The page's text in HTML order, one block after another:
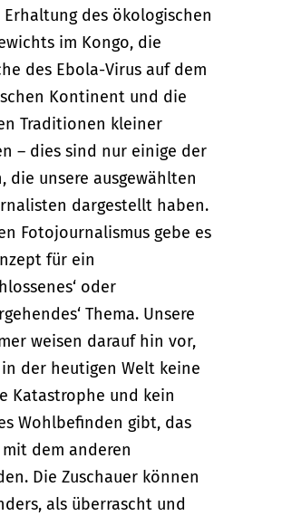
des ökologischen
im Kongo, die
des Ebola-Virus auf dem
Kontinent und die
Traditionen kleiner
– dies sind nur einige der
die unsere ausgewählten
dargestellt haben.
Fotojournalismus gebe es
für ein
oder
Thema. Unsere
weisen darauf hin vor,
in der heutigen Welt keine
Katastrophe und kein
Wohlbefinden gibt, das
dem anderen
Die Zuschauer können
als überrascht und